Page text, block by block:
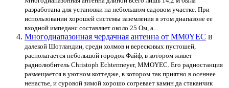
разработана для установки на небольшом садовом участке. При
использовании хорошей системы заземления в этом диапазоне ее
входной импеданс составляет около 25 Ом, а...
Многодиапазонная чердачная антенна от MM0YEC В
далекой Шотландии, среди холмов и вересковых пустошей,
располагается небольшой городок Файф, в котором живет
радиолюбитель Christoph Echtermeyer, MMOYEC. Его радиостанция
размещается в уютном коттедже, в котором так приятно в осеннее
ненастье, и суровой зимой хорошо согревает камин да стаканчик